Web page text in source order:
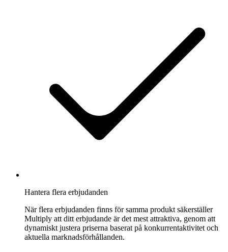
Hantera flera erbjudanden
När flera erbjudanden finns för samma produkt säkerställer
Multiply att ditt erbjudande är det mest attraktiva, genom att
dynamiskt justera priserna baserat på konkurrentaktivitet och
aktuella marknadsförhållanden.